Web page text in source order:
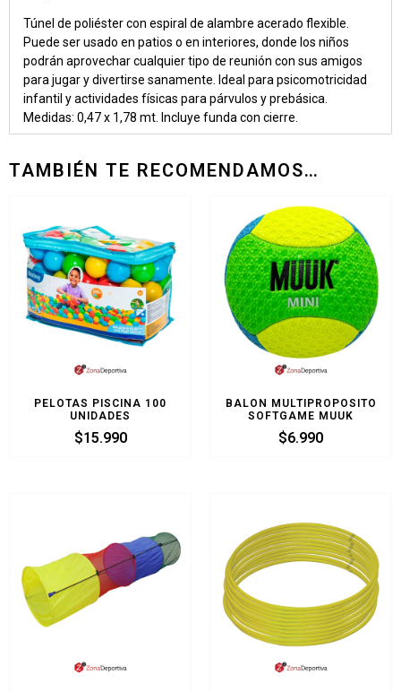
Túnel de poliéster con espiral de alambre acerado flexible.
Puede ser usado en patios o en interiores, donde los niños
podrán aprovechar cualquier tipo de reunión con sus amigos
para jugar y divertirse sanamente. Ideal para psicomotricidad
infantil y actividades físicas para párvulos y prebásica.
Medidas: 0,47 x 1,78 mt. Incluye funda con cierre.
TAMBIÉN TE RECOMENDAMOS…
PELOTAS PISCINA 100
UNIDADES
$15.990
BALON MULTIPROPOSITO
SOFTGAME MUUK
$6.990